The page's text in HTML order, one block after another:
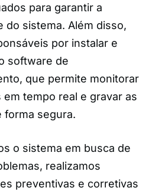
para garantir a
do sistema. Além disso,
por instalar e
software de
que permite monitorar
em tempo real e gravar as
forma segura.
o sistema em busca de
realizamos
preventivas e corretivas